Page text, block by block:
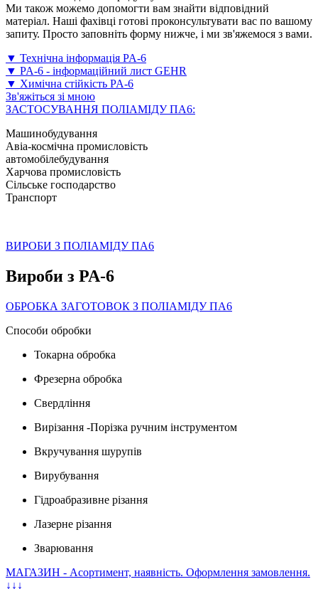
Ми також можемо допомогти вам знайти відповідний
матеріал. Наші фахівці готові проконсультувати вас по вашому
запиту. Просто заповніть форму нижче, і ми зв'яжемося з вами.
▼ Технічна інформація PA-6
▼ PA-6 - інформаційний лист GEHR
▼ Химічна стійкість PA-6
Зв'яжіться зі мною
ЗАСТОСУВАННЯ ПОЛІАМІДУ ПА6:
Машинобудування
Авіа-космічна промисловість
автомобілебудування
Харчова промисловість
Сільське господарство
Транспорт
ВИРОБИ З ПОЛІАМІДУ ПА6
Вироби з PA-6
ОБРОБКА ЗАГОТОВОК З ПОЛІАМІДУ ПА6
Способи обробки
Токарна обробка
Фрезерна обробка
Свердління
Вирізання -Порізка ручним інструментом
Вкручування шурупів
Вирубування
Гідроабразивне різання
Лазерне різання
Зварювання
МАГАЗИН - Асортимент, наявність. Оформлення замовлення.
↓↓↓